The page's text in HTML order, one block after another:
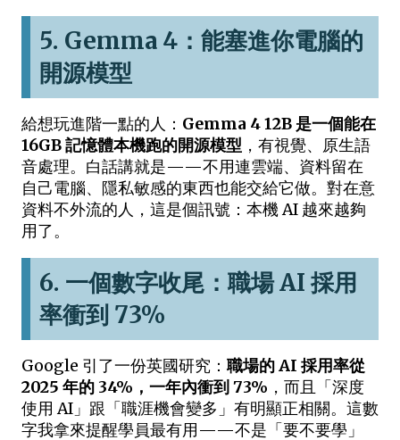
5. Gemma 4：能塞進你電腦的
開源模型
給想玩進階一點的人： Gemma 4 12B 是一個能在
16GB 記憶體本機跑的開源模型 ，有視覺、原生語
音處理。白話講就是——不用連雲端、資料留在
自己電腦、隱私敏感的東西也能交給它做。對在意
資料不外流的人，這是個訊號：本機 AI 越來越夠
用了。
6. 一個數字收尾：職場 AI 採用
率衝到 73%
Google 引了一份英國研究： 職場的 AI 採用率從
2025 年的 34%，一年內衝到 73% ，而且「深度
使用 AI」跟「職涯機會變多」有明顯正相關。這數
字我拿來提醒學員最有用——不是「要不要學」